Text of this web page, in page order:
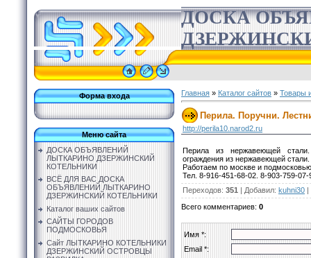
ДОСКА
Форма входа
Меню сайта
ДОСКА ОБЪЯВЛЕНИЙ
ЛЫТКАРИНО ДЗЕРЖИНСКИЙ
КОТЕЛЬНИКИ
ВСЁ ДЛЯ ВАС ДОСКА
ОБЪЯВЛЕНИЙ ЛЫТКАРИНО
ДЗЕРЖИНСКИЙ КОТЕЛЬНИКИ
Каталог ваших сайтов
САЙТЫ ГОРОДОВ
ПОДМОСКОВЬЯ
Сайт ЛЫТКАРИНО КОТЕЛЬНИКИ
ДЗЕРЖИНСКИЙ ОСТРОВЦЫ
Главная » Каталог сайтов » Товары
Перила. Поручни.
http://perila10.narod2.ru
Перила из нержавеющей
ограждения из нержавеющей стали.
Работаем по москве и
Тел. 8-916-451-68-02. 8-903-759-
Переходов: 351 | Добавил: kuhni30 |
Всего комментариев: 0
Имя *:
Email *: